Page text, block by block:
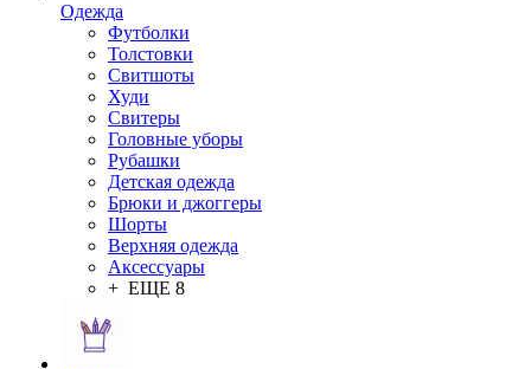
Одежда
Футболки
Толстовки
Свитшоты
Худи
Свитеры
Головные уборы
Рубашки
Детская одежда
Брюки и джоггеры
Шорты
Верхняя одежда
Аксессуары
+ ЕЩЕ 8